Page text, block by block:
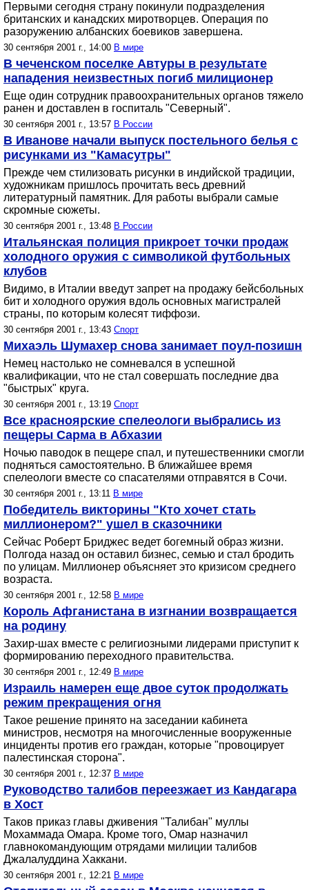
Первыми сегодня страну покинули подразделения
британских и канадских миротворцев. Операция по
разоружению албанских боевиков завершена.
30 сентября 2001 г., 14:00 В мире
В чеченском поселке Автуры в результате
нападения неизвестных погиб милиционер
Еще один сотрудник правоохранительных органов тяжело
ранен и доставлен в госпиталь "Северный".
30 сентября 2001 г., 13:57 В России
В Иванове начали выпуск постельного белья с
рисунками из "Камасутры"
Прежде чем стилизовать рисунки в индийской традиции,
художникам пришлось прочитать весь древний
литературный памятник. Для работы выбрали самые
скромные сюжеты.
30 сентября 2001 г., 13:48 В России
Итальянская полиция прикроет точки продаж
холодного оружия с символикой футбольных
клубов
Видимо, в Италии введут запрет на продажу бейсбольных
бит и холодного оружия вдоль основных магистралей
страны, по которым колесят тиффози.
30 сентября 2001 г., 13:43 Спорт
Михаэль Шумахер снова занимает поул-позишн
Немец настолько не сомневался в успешной
квалификации, что не стал совершать последние два
"быстрых" круга.
30 сентября 2001 г., 13:19 Спорт
Все красноярские спелеологи выбрались из
пещеры Сарма в Абхазии
Ночью паводок в пещере спал, и путешественники смогли
подняться самостоятельно. В ближайшее время
спелеологи вместе со спасателями отправятся в Сочи.
30 сентября 2001 г., 13:11 В мире
Победитель викторины "Кто хочет стать
миллионером?" ушел в сказочники
Сейчас Роберт Бриджес ведет богемный образ жизни.
Полгода назад он оставил бизнес, семью и стал бродить
по улицам. Миллионер объясняет это кризисом среднего
возраста.
30 сентября 2001 г., 12:58 В мире
Король Афганистана в изгнании возвращается
на родину
Захир-шах вместе с религиозными лидерами приступит к
формированию переходного правительства.
30 сентября 2001 г., 12:49 В мире
Израиль намерен еще двое суток продолжать
режим прекращения огня
Такое решение принято на заседании кабинета
министров, несмотря на многочисленные вооруженные
инциденты против его граждан, которые "провоцирует
палестинская сторона".
30 сентября 2001 г., 12:37 В мире
Руководство талибов переезжает из Кандагара
в Хост
Таков приказ главы дживения "Талибан" муллы
Мохаммада Омара. Кроме того, Омар назначил
главнокомандующим отрядами милиции талибов
Джалалуддина Хаккани.
30 сентября 2001 г., 12:21 В мире